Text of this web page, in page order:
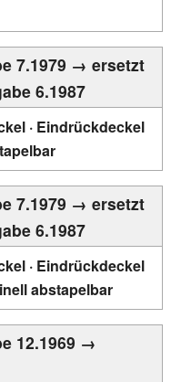
7.1979 → ersetzt
6.1987
· Eindrückdeckel
7.1979 → ersetzt
6.1987
· Eindrückdeckel
abstapelbar
12.1969 →